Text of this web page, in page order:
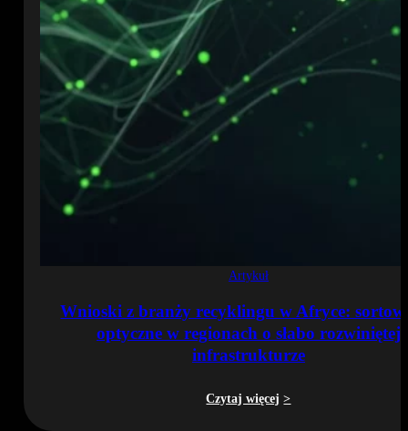
Artykuł
Wnioski z branży recyklingu w Afryce:
optyczne w regionach o słabo rozwiniętej
infrastrukturze
Czytaj więcej